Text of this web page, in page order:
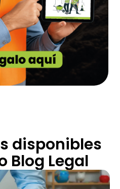
disponibles
Blog Legal